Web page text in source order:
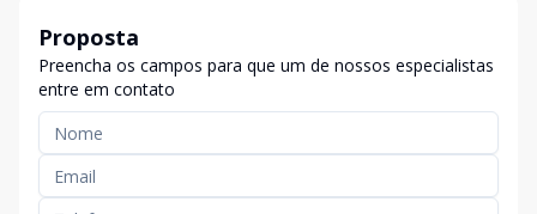
Proposta
Preencha os campos para que um de nossos especialistas
entre em contato